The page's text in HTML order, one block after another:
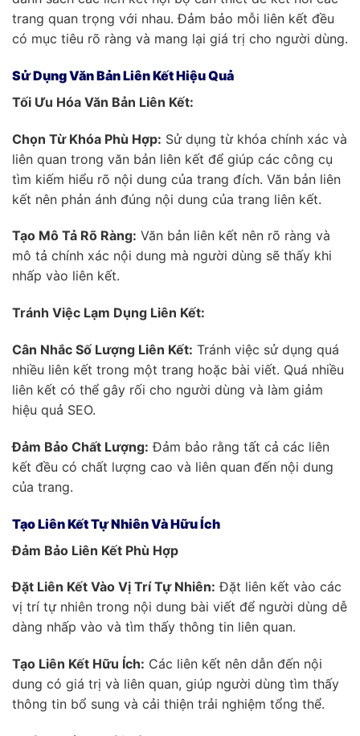
trang quan trọng với nhau. Đảm bảo mỗi liên kết đều
có mục tiêu rõ ràng và mang lại giá trị cho người dùng.
Sử Dụng Văn Bản Liên Kết Hiệu Quả
Tối Ưu Hóa Văn Bản Liên Kết:
Chọn Từ Khóa Phù Hợp: Sử dụng từ khóa chính xác và
liên quan trong văn bản liên kết để giúp các công cụ
tìm kiếm hiểu rõ nội dung của trang đích. Văn bản liên
kết nên phản ánh đúng nội dung của trang liên kết.
Tạo Mô Tả Rõ Ràng: Văn bản liên kết nên rõ ràng và
mô tả chính xác nội dung mà người dùng sẽ thấy khi
nhấp vào liên kết.
Tránh Việc Lạm Dụng Liên Kết:
Cân Nhắc Số Lượng Liên Kết: Tránh việc sử dụng quá
nhiều liên kết trong một trang hoặc bài viết. Quá nhiều
liên kết có thể gây rối cho người dùng và làm giảm
hiệu quả SEO.
Đảm Bảo Chất Lượng: Đảm bảo rằng tất cả các liên
kết đều có chất lượng cao và liên quan đến nội dung
của trang.
Tạo Liên Kết Tự Nhiên Và Hữu Ích
Đảm Bảo Liên Kết Phù Hợp
Đặt Liên Kết Vào Vị Trí Tự Nhiên: Đặt liên kết vào các
vị trí tự nhiên trong nội dung bài viết để người dùng dễ
dàng nhấp vào và tìm thấy thông tin liên quan.
Tạo Liên Kết Hữu Ích: Các liên kết nên dẫn đến nội
dung có giá trị và liên quan, giúp người dùng tìm thấy
thông tin bổ sung và cải thiện trải nghiệm tổng thể.